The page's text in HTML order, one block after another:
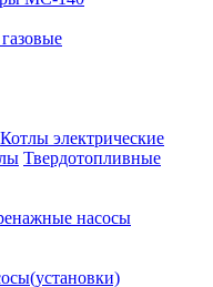
Котлы электрические
Твердотопливные
насосы